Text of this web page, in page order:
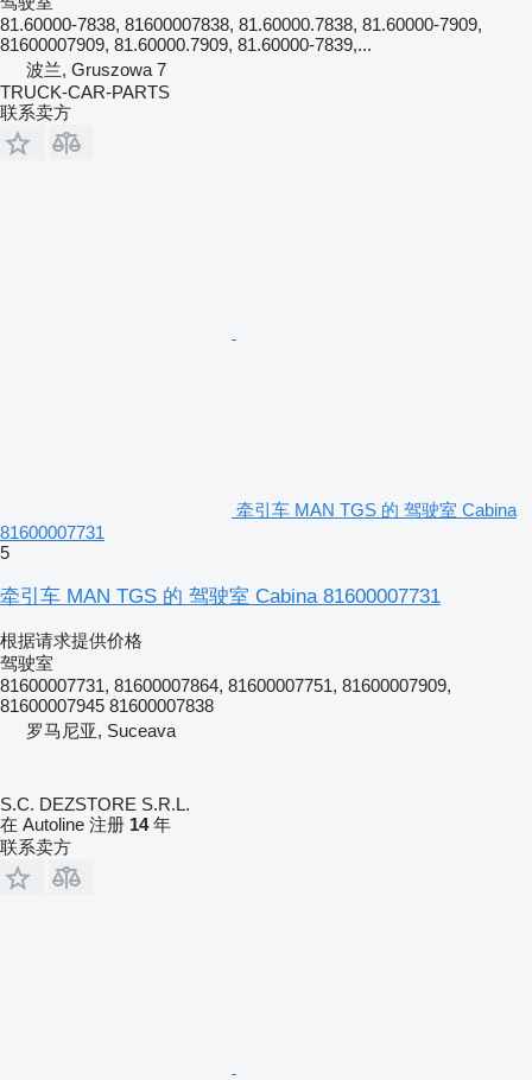
81.60000-7838, 81600007838, 81.60000.7838, 81.60000-7909,
81600007909, 81.60000.7909, 81.60000-7839,...
波兰, Gruszowa 7
TRUCK-CAR-PARTS
联系卖方
牵引车 MAN TGS 的 驾驶室 Cabina
81600007731
5
牵引车 MAN TGS 的 驾驶室 Cabina 81600007731
根据请求提供价格
驾驶室
81600007731, 81600007864, 81600007751, 81600007909,
81600007945 81600007838
罗马尼亚, Suceava
S.C. DEZSTORE S.R.L.
在 Autoline 注册 14年
联系卖方